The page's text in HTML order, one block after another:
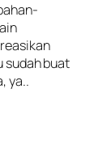
sudah buat
ya..